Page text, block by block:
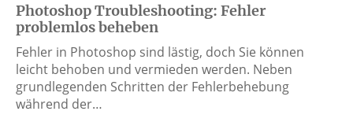
Photoshop Troubleshooting: Fehler
problemlos beheben
Fehler in Photoshop sind lästig, doch Sie können
leicht behoben und vermieden werden. Neben
grundlegenden Schritten der Fehlerbehebung
während der…